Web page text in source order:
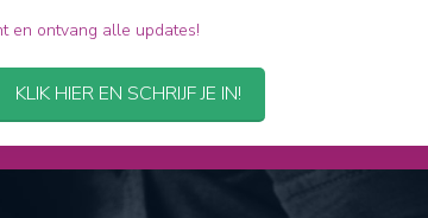
en ontvang alle updates!
KLIK HIER EN SCHRIJF JE IN!